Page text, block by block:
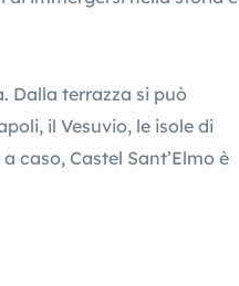
Dalla terrazza si può
il Vesuvio, le isole di
caso, Castel Sant’Elmo è